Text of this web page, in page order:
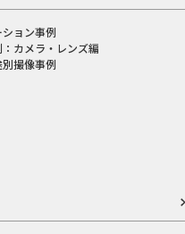
ョン事例
カメラ・レンズ編
撮像事例